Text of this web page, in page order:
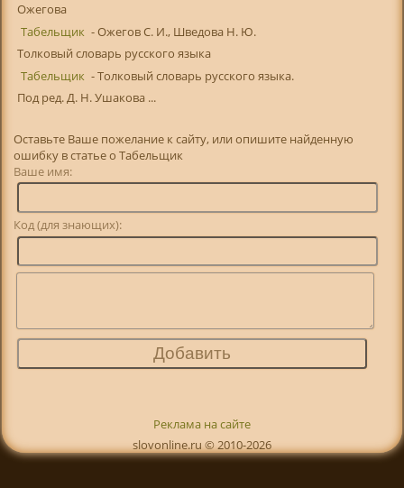
Ожегова
Табельщик - Ожегов С. И., Шведова Н. Ю.
Толковый словарь русского языка
Табельщик - Толковый словарь русского языка.
Под ред. Д. Н. Ушакова ...
Оставьте Ваше пожелание к сайту, или опишите найденную
ошибку в статье о Табельщик
Ваше имя:
Код (для знающих):
Реклама на сайте
slovonline.ru © 2010-2026